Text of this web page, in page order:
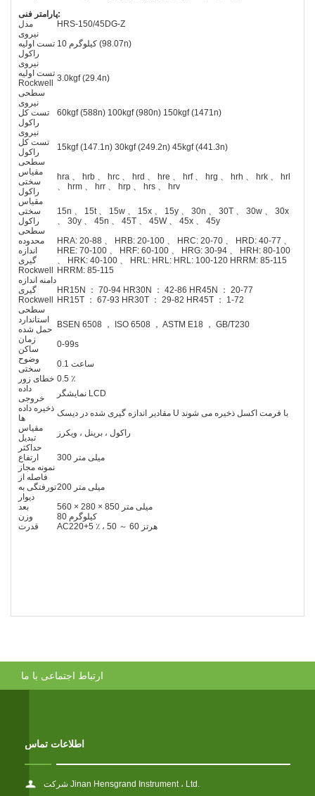
پارامتر فنی:
مدل
HRS-150/45DG-Z
نیروی
تست اولیه
راکول
10 کیلوگرم (98.07n)
نیروی
تست اولیه
Rockwell
سطحی
3.0kgf (29.4n)
نیروی
تست کل
راکول
60kgf (588n) 100kgf (980n) 150kgf (1471n)
نیروی
تست کل
راکول
سطحی
15kgf (147.1n) 30kgf (249.2n) 45kgf (441.3n)
مقیاس
سختی
راکول
hra 、 hrb 、 hrc 、 hrd 、 hre 、 hrf 、 hrg 、 hrh 、 hrk 、 hrl
、 hrm 、 hrr 、 hrp 、 hrs 、 hrv
مقیاس
سختی
راکول
سطحی
15n 、 15t 、 15w 、 15x 、 15y 、 30n 、 30T 、 30w 、 30x
、 30y 、 45n 、 45T 、 45W 、 45x 、 45y
محدوده
اندازه
گیری
Rockwell
HRA: 20-88 、 HRB: 20-100 、 HRC: 20-70 、 HRD: 40-77 、
HRE: 70-100 、 HRF: 60-100 、 HRG: 30-94 、 HRH: 80-100
、 HRK: 40-100 、 HRL: HRL: HRL: 100-120 HRRM: 85-115
HRRM: 85-115
دامنه اندازه
گیری
Rockwell
سطحی
HR15N ： 70-94 HR30N ： 42-86 HR45N ： 20-77
HR15T ： 67-93 HR30T ： 29-82 HR45T ： 1-72
استاندارد
حمل شده
BSEN 6508 ， ISO 6508 ， ASTM E18 ， GB/T230
زمان
ساکن
0-99s
وضوح
سختی
0.1 ساعت
خطای زور 0.5 ٪
داده
خروجی
نمایشگر LCD
ذخیره داده
ها
مقادیر اندازه گیری شده در دیسک U با فرمت اکسل ذخیره می شوند
مقیاس
تبدیل
راکول ، برینل ، ویکرز
حداکثر
ارتفاع
نمونه مجاز
300 میلی متر
فاصله از
تورفتگی به
دیوار
200 میلی متر
بعد
560 × 280 × 850 میلی متر
وزن
80 کیلوگرم
قدرت
AC220+5 ٪ ، 50 ～ 60 هرتز
ارتباط اجتماعی با ما
اطلاعات تماس
شرکت Jinan Hensgrand Instrument ، Ltd.